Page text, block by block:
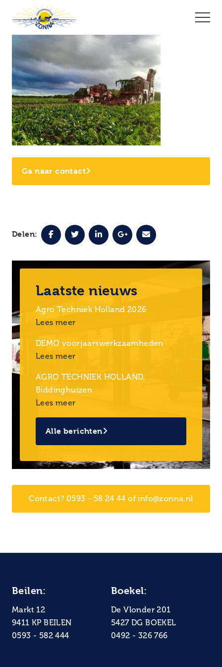
Ga naar contact
Delen:
Laatste nieuws
Agro Techniek Holland 2026
Lees meer
DEMO voorjaarswerkzaamheden
Lees meer
AGRO TECHNIEK HOLLAND,
Biddinghuizen
Lees meer
Alle berichten
Contact? 0593 - 58 24 44 of info@zonna.nl
Beilen:
Markt 12
9411 KP BEILEN
0593 - 582 444
Boekel:
De Vlonder 201
5427 DG BOEKEL
0492 - 326 766